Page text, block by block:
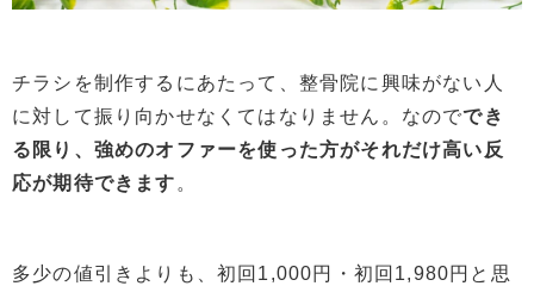
チラシを制作するにあたって、整骨院に興味がない人
に対して振り向かせなくてはなりません。なのででき
る限り、強めのオファーを使った方がそれだけ高い反
応が期待できます 。
多少の値引きよりも、初回1,000円・初回1,980円と思